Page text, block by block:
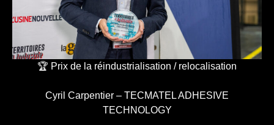
🏆 Prix de la réindustrialisation / relocalisation
Cyril Carpentier – TECMATEL ADHESIVE
TECHNOLOGY